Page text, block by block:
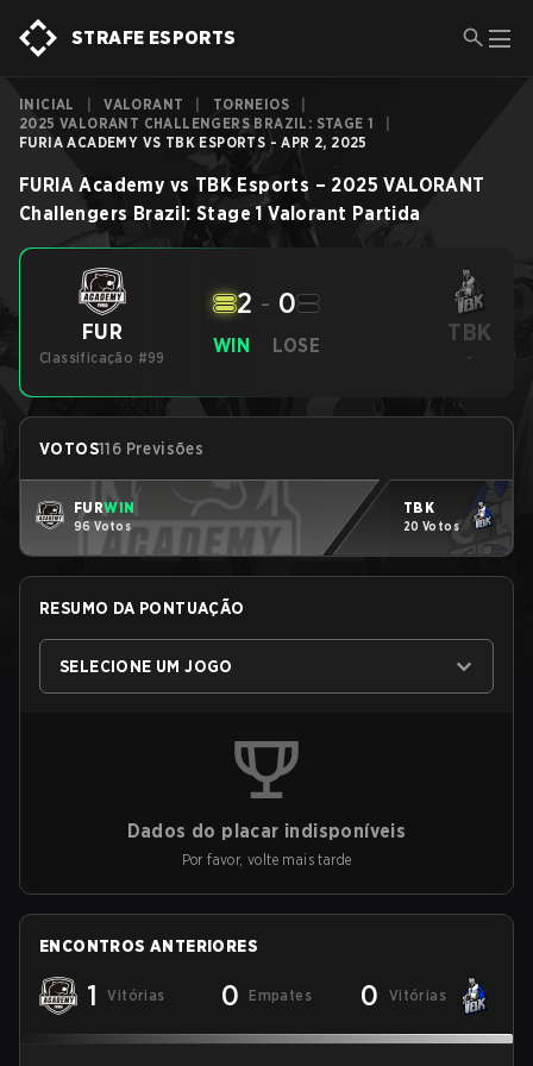
STRAFE ESPORTS
INICIAL VALORANT TORNEIOS
2025 VALORANT CHALLENGERS BRAZIL: STAGE 1
FURIA ACADEMY VS TBK ESPORTS - APR 2, 2025
FURIA Academy vs TBK Esports – 2025 VALORANT
Challengers Brazil: Stage 1 Valorant Partida
FUR
Classificação #99
WIN
2 - 0
LOSE TBK
-
VOTOS116 Previsões
FURWIN
96 Votos
TBK
20 Votos
RESUMO DA PONTUAÇÃO
SELECIONE UM JOGO
Dados do placar indisponíveis
Por favor, volte mais tarde
ENCONTROS ANTERIORES
1 Vitórias 0 Empates 0 Vitórias